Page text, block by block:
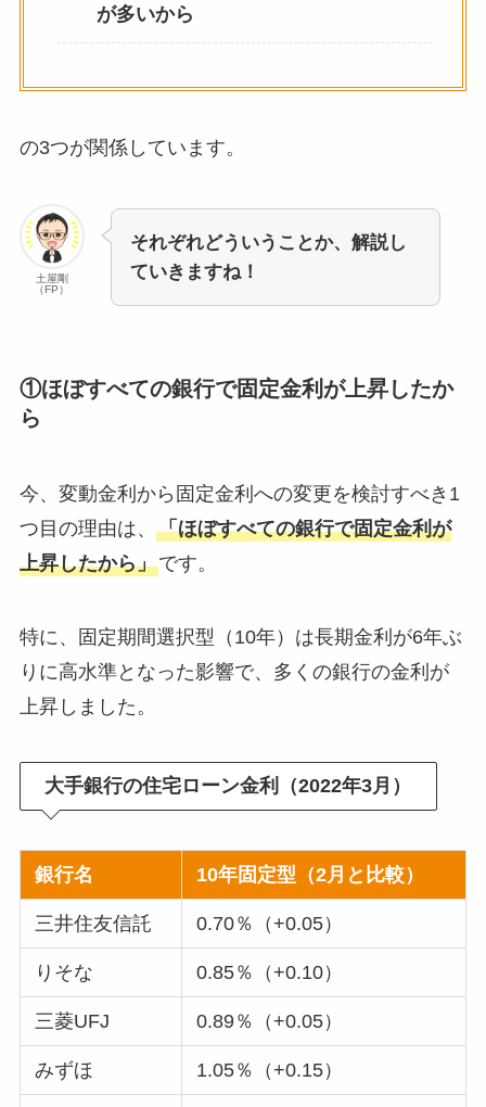
が多いから
の3つが関係しています。
土屋剛
（FP）
それぞれどういうことか、解説し
ていきますね！
①ほぼすべての銀行で固定金利が上昇したか
ら
今、変動金利から固定金利への変更を検討すべき1
つ目の理由は、 「ほぼすべての銀行で固定金利が
上昇したから」です。
特に、固定期間選択型（10年）は長期金利が6年ぶ
りに高水準となった影響で、多くの銀行の金利が
上昇しました。
大手銀行の住宅ローン金利（2022年3月）
銀行名 10年固定型（2月と比較）
三井住友信託 0.70％（+0.05）
りそな 0.85％（+0.10）
三菱UFJ 0.89％（+0.05）
みずほ 1.05％（+0.15）